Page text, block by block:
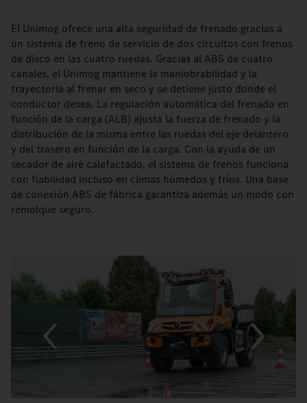
El Unimog ofrece una alta seguridad de frenado gracias a
un sistema de freno de servicio de dos circuitos con frenos
de disco en las cuatro ruedas. Gracias al ABS de cuatro
canales, el Unimog mantiene la maniobrabilidad y la
trayectoria al frenar en seco y se detiene justo donde el
conductor desea. La regulación automática del frenado en
función de la carga (ALB) ajusta la fuerza de frenado y la
distribución de la misma entre las ruedas del eje delantero
y del trasero en función de la carga. Con la ayuda de un
secador de aire calefactado, el sistema de frenos funciona
con fiabilidad incluso en climas húmedos y fríos. Una base
de conexión ABS de fábrica garantiza además un modo con
remolque seguro.